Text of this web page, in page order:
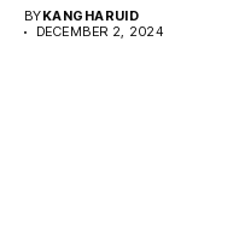
BYKANGHARUID
DECEMBER 2, 2024